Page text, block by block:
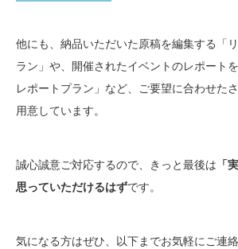
他にも、納品いただいた原稿を編集する「
ラン」や、開催されたイベントのレポート
レポートプラン」など、ご要望に合わせた
用意しています。
誠心誠意ご対応するので、きっと最後は 「
思っていただけるはずです。
気になる方はぜひ、以下までお気軽にご連絡